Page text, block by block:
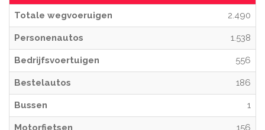
Totale wegvoeruigen 2.490
Personenautos 1.538
Bedrijfsvoertuigen 556
Bestelautos 186
Bussen 1
Motorfietsen 156